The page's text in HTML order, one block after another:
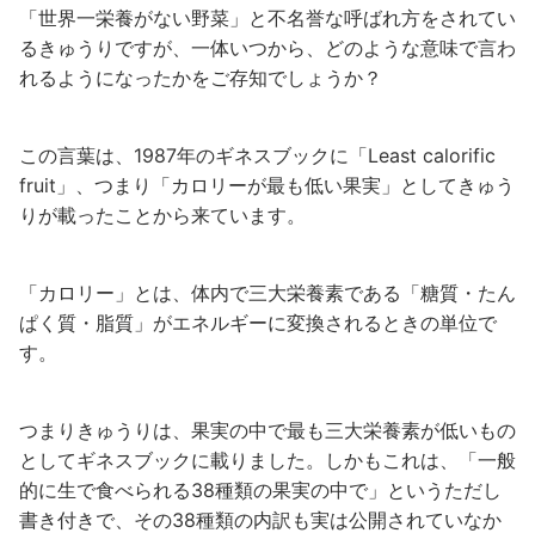
「世界一栄養がない野菜」と不名誉な呼ばれ方をされてい
るきゅうりですが、一体いつから、どのような意味で言わ
れるようになったかをご存知でしょうか？
この言葉は、1987年のギネスブックに「Least calorific
fruit」、つまり「カロリーが最も低い果実」としてきゅう
りが載ったことから来ています。
「カロリー」とは、体内で三大栄養素である「糖質・たん
ぱく質・脂質」がエネルギーに変換されるときの単位で
す。
つまりきゅうりは、果実の中で最も三大栄養素が低いもの
としてギネスブックに載りました。しかもこれは、「一般
的に生で食べられる38種類の果実の中で」というただし
書き付きで、その38種類の内訳も実は公開されていなか